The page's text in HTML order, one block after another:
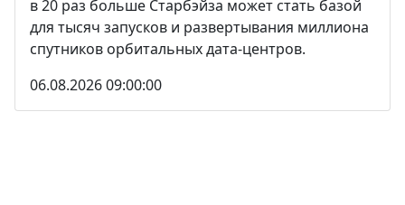
в 20 раз больше Старбэйза может стать базой
для тысяч запусков и развертывания миллиона
спутников орбитальных дата-центров.
06.08.2026 09:00:00